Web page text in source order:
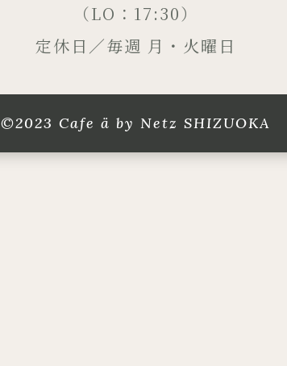
（LO：17:30）
定休日／毎週 月・火曜日
©2023 Cafe ä by Netz SHIZUOKA